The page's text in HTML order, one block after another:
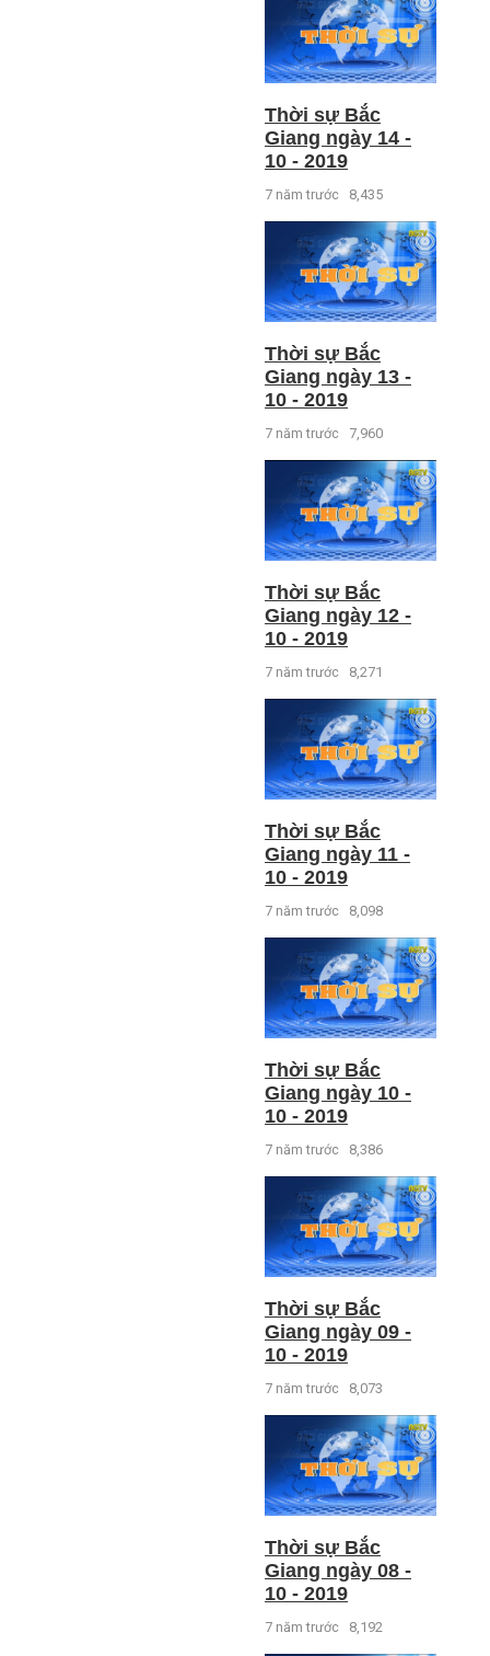
Thời sự Bắc
Giang ngày 14 -
10 - 2019
7 năm trước 8,435
Thời sự Bắc
Giang ngày 13 -
10 - 2019
7 năm trước 7,960
Thời sự Bắc
Giang ngày 12 -
10 - 2019
7 năm trước 8,271
Thời sự Bắc
Giang ngày 11 -
10 - 2019
7 năm trước 8,098
Thời sự Bắc
Giang ngày 10 -
10 - 2019
7 năm trước 8,386
Thời sự Bắc
Giang ngày 09 -
10 - 2019
7 năm trước 8,073
Thời sự Bắc
Giang ngày 08 -
10 - 2019
7 năm trước 8,192